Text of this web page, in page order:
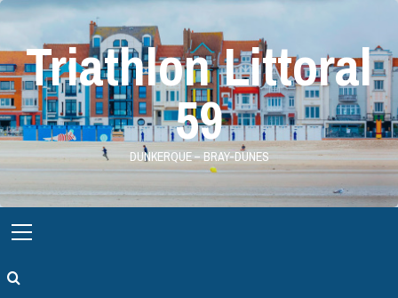
Skip
contentTriathlon Littoral
59
DUNKERQUE – BRAY-DUNES
Menu